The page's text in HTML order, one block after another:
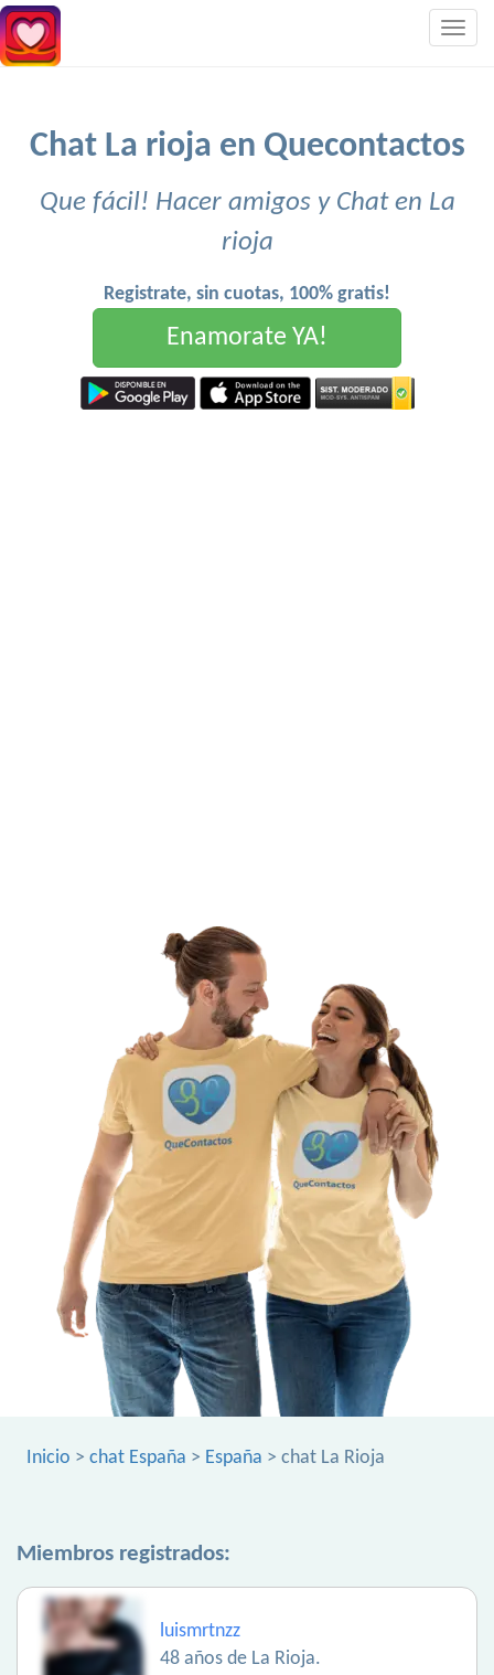
Chat La rioja en Quecontactos
Que fácil! Hacer amigos y Chat en La
rioja
Registrate, sin cuotas, 100% gratis!
Enamorate YA!
Inicio > chat España > España > chat La Rioja
Miembros registrados:
luismrtnzz
48 años de La Rioja.